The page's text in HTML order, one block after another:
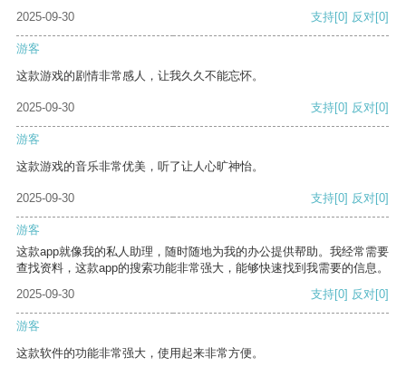
2025-09-30 支持[0] 反对[0]
游客
这款游戏的剧情非常感人，让我久久不能忘怀。
2025-09-30 支持[0] 反对[0]
游客
这款游戏的音乐非常优美，听了让人心旷神怡。
2025-09-30 支持[0] 反对[0]
游客
这款app就像我的私人助理，随时随地为我的办公提供帮助。我经常需要
查找资料，这款app的搜索功能非常强大，能够快速找到我需要的信息。
2025-09-30
支持[0] 反对[0]
游客
这款软件的功能非常强大，使用起来非常方便。